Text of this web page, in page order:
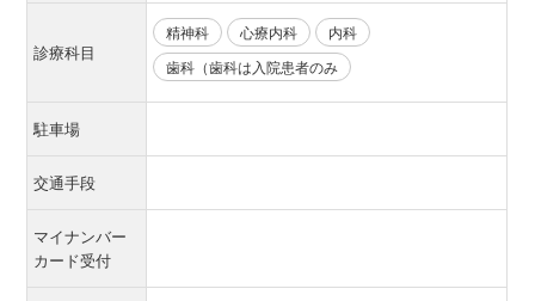
診療科目
精神科 心療内科
内科
歯科（歯科は入院患者のみ
駐車場
交通手段
マイナンバー
カード受付